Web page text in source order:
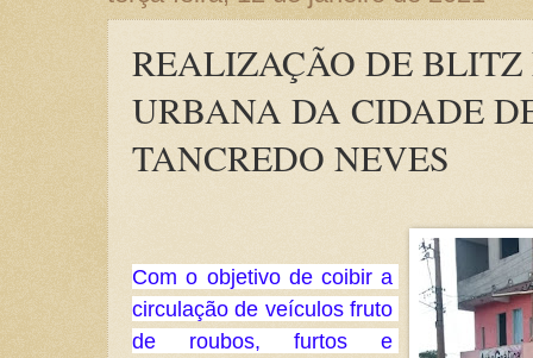
REALIZAÇÃO DE
URBANA DA CIDADE
TANCREDO NEVES
Com o objetivo de coibir a
circulação de veículos fruto
de roubos, furtos e